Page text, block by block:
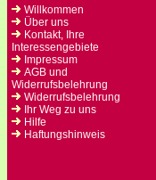
Willkommen
Über uns
Kontakt, Ihre
Interessengebiete
Impressum
AGB und
Widerrufsbelehrung
Widerrufsbelehrung
Ihr Weg zu uns
Hilfe
Haftungshinweis